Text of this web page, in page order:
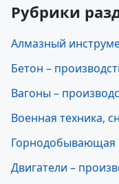
Рубрики
Алмазный
Бетон –
Вагоны –
Военная техника,
Двигатели –